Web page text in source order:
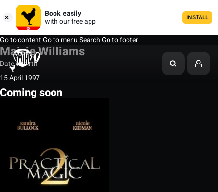
Book easily
with our free app
INSTALL
Go to contentGo to menuSearchGo to footer
Maisie Williams
Date of birth
15 April 1997
Coming soon